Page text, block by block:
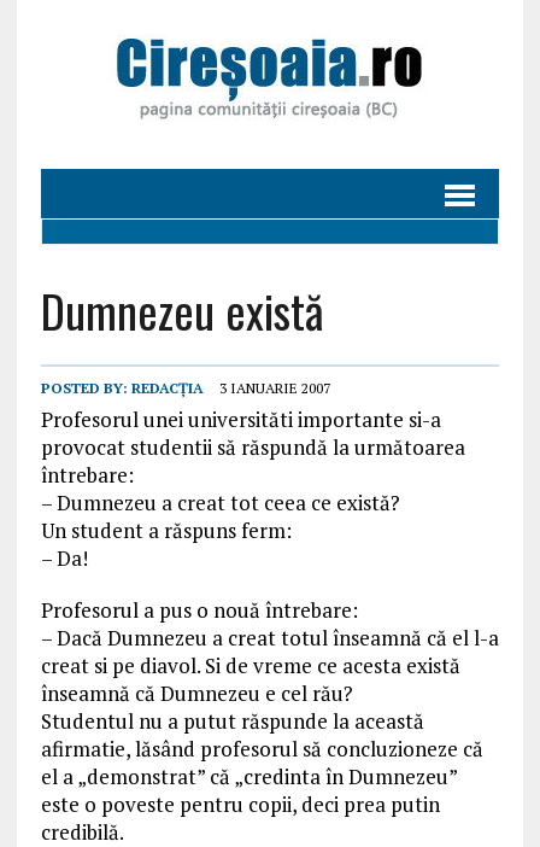
Dumnezeu există
POSTED BY: REDACȚIA 3 IANUARIE 2007
Profesorul unei universităti importante si-a
provocat studentii să răspundă la următoarea
întrebare:
– Dumnezeu a creat tot ceea ce există?
Un student a răspuns ferm:
– Da!
Profesorul a pus o nouă întrebare:
– Dacă Dumnezeu a creat totul înseamnă că el l-a
creat si pe diavol. Si de vreme ce acesta există
înseamnă că Dumnezeu e cel rău?
Studentul nu a putut răspunde la această
afirmatie, lăsând profesorul să concluzioneze că
el a „demonstrat” că „credinta în Dumnezeu”
este o poveste pentru copii, deci prea putin
credibilă.